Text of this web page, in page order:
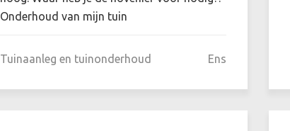
Onderhoud van mijn tuin
Tuinaanleg en tuinonderhoud Ens